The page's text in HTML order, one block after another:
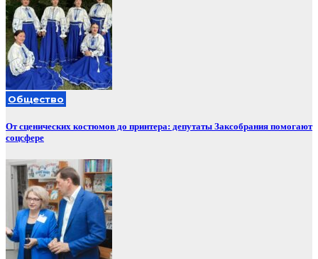
Общество
От сценических костюмов до принтера: депутаты Заксобрания помогают
соцсфере